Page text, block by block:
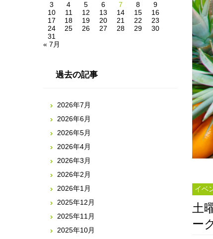
イベ
土
ー
3
4 5 6 7 8
9
10
11 12 13 14 15
16
17
18 19 20 21 22
23
24
25 26 27 28 29
30
31
« 7月
過去の記事
2026年7月
2026年6月
2026年5月
2026年4月
2026年3月
2026年2月
2026年1月
2025年12月
2025年11月
2025年10月